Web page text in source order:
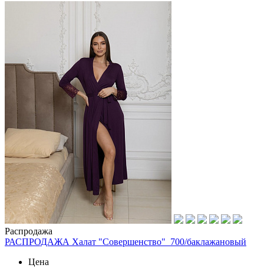
Распродажа
РАСПРОДАЖА Халат "Совершенство"_700/баклажановый
Цена